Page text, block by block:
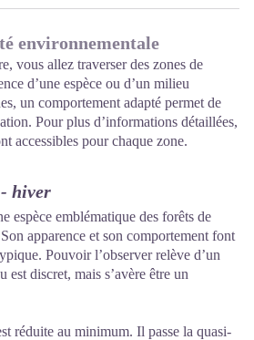
environnementale
vous allez traverser des zones de
d’une espèce ou d’un milieu
un comportement adapté permet de
Pour plus d’informations détaillées,
accessibles pour chaque zone.
hiver
espèce emblématique des forêts de
apparence et son comportement font
Pouvoir l’observer relève d’un
est discret, mais s’avère être un
réduite au minimum. Il passe la quasi-